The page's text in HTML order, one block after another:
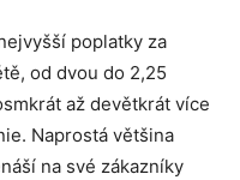
poplatky za
od dvou do 2,25
až devětkrát více
Naprostá většina
na své zákazníky